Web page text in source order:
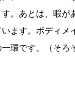
。あとは、暇が
ます。ボディメ
環です。（そろ